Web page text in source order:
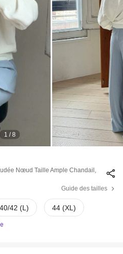
1 / 8
Nœud Taille Ample Chandail,
Guide des tailles
40/42 (L) 44 (XL)